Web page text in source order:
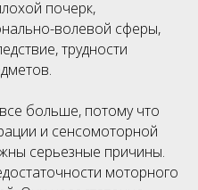
почерк,
волевой сферы,
трудности
больше, потому что
и сенсомоторной
серьезные причины.
моторного